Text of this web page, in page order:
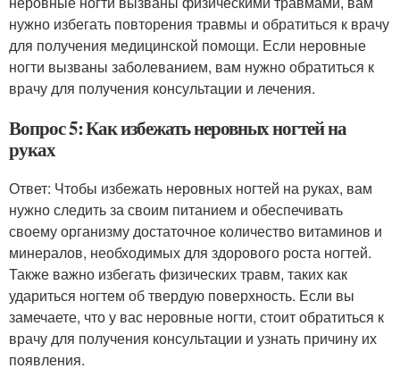
нужно избегать повторения травмы и обратиться к врачу
для получения медицинской помощи. Если неровные
ногти вызваны заболеванием, вам нужно обратиться к
врачу для получения консультации и лечения.
Вопрос 5: Как избежать неровных ногтей на
руках
Ответ: Чтобы избежать неровных ногтей на руках, вам
нужно следить за своим питанием и обеспечивать
своему организму достаточное количество витаминов и
минералов, необходимых для здорового роста ногтей.
Также важно избегать физических травм, таких как
удариться ногтем об твердую поверхность. Если вы
замечаете, что у вас неровные ногти, стоит обратиться к
врачу для получения консультации и узнать причину их
появления.